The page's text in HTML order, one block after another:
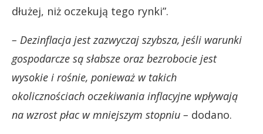
dłużej, niż oczekują tego rynki”.
– Dezinflacja jest zazwyczaj szybsza, jeśli warunki
gospodarcze są słabsze oraz bezrobocie jest
wysokie i rośnie, ponieważ w takich
okolicznościach oczekiwania inflacyjne wpływają
na wzrost płac w mniejszym stopniu – dodano.